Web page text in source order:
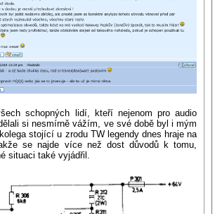
schopných lidí, kteří nejenom pro audio
si nesmírně vážím, ve své době byl i mým
stojící u zrodu TW legendy dnes hraje na
se najde více než dost důvodů k tomu,
situaci také vyjádřil.